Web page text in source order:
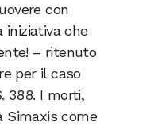
con
iniziativa che
– ritenuto
per il caso
388. I morti,
Simaxis come